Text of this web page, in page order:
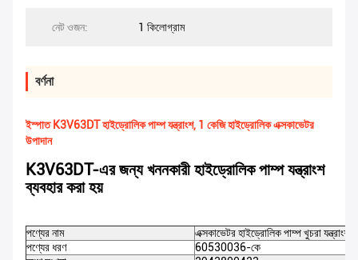
নেট ওজন: 1 কিলোগ্রাম
বর্ণনা
ইস্পাত K3V63DT হাইড্রোলিক পাম্প যন্ত্রাংশ, 1 কেজি হাইড্রোলিক এক্সকাভেটর
উপাদান
K3V63DT-এর জন্য খননকারী হাইড্রোলিক পাম্প যন্ত্রাংশ
ব্যবহার করা হয়
পণ্যের নাম
এক্সকাভেটর হাইড্রোলিক পাম্প খুচরা যন্ত্রাংশ
পণ্যের ধরণ
60530036-কে